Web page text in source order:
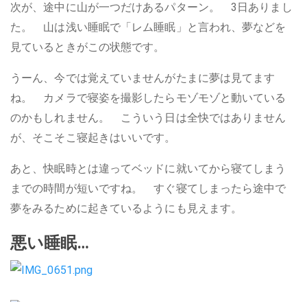
次が、途中に山が一つだけあるパターン。 3日ありまし
た。 山は浅い睡眠で「レム睡眠」と言われ、夢などを
見ているときがこの状態です。
うーん、今では覚えていませんがたまに夢は見てます
ね。 カメラで寝姿を撮影したらモゾモゾと動いている
のかもしれません。 こういう日は全快ではありません
が、そこそこ寝起きはいいです。
あと、快眠時とは違ってベッドに就いてから寝てしまう
までの時間が短いですね。 すぐ寝てしまったら途中で
夢をみるために起きているようにも見えます。
悪い睡眠…